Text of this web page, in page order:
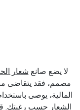
لا يضع صانع شعار
مصمم، فقد يتقاضى
المالية، يوصى
الشعار حسب رغبتك.